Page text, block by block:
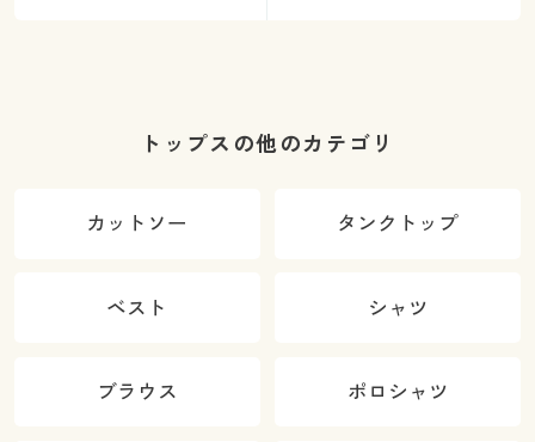
トップスの他のカテゴリ
カットソー タンクトップ
ベスト シャツ
ブラウス ポロシャツ